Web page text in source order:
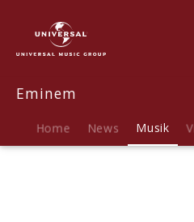
Soundtrack
Eminem
Home News Musik